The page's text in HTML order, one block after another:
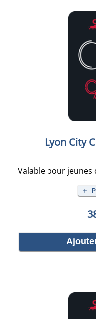
Lyon City
Valable pour jeunes